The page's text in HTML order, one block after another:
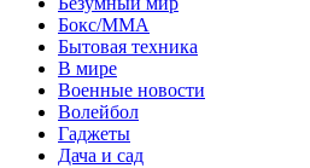
Бокс/MMA
Бытовая техника
В мире
Военные новости
Волейбол
Гаджеты
Дача и сад